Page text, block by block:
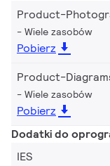
Product-
Wiele zasobów
Pobierz
Product-
Wiele zasobów
Pobierz
Dodatki do
IES